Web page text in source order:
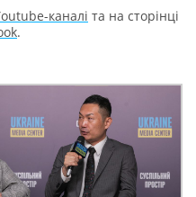
каналі та на сторінці
.